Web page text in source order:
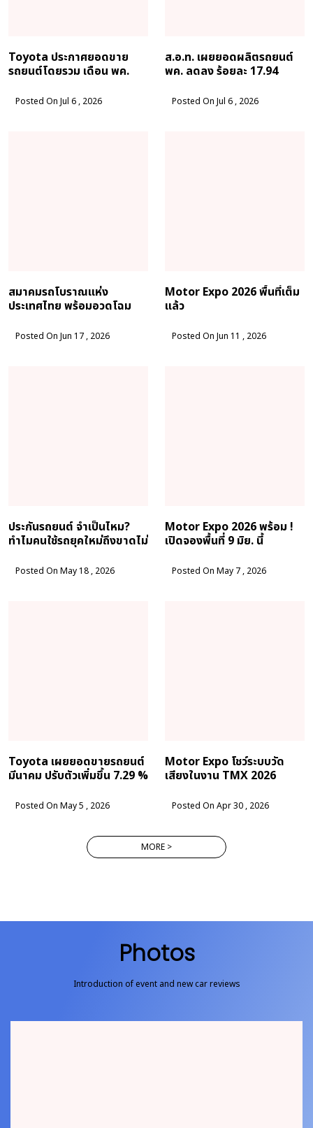
Toyota ประกาศยอดขาย
รถยนต์โดยรวม เดือน พค.
Posted On Jul 6 , 2026
ส.อ.ท. เผยยอดผลิตรถยนต์
พค. ลดลง ร้อยละ 17.94
Posted On Jul 6 , 2026
สมาคมรถโบราณแห่ง
ประเทศไทย พร้อมอวดโฉม
Posted On Jun 17 , 2026
Motor Expo 2026 พื้นที่เต็ม
แล้ว
Posted On Jun 11 , 2026
ประกันรถยนต์ จำเป็นไหม?
ทำไมคนใช้รถยุคใหม่ถึงขาดไม่
Posted On May 18 , 2026
Motor Expo 2026 พร้อม !
เปิดจองพื้นที่ 9 มิย. นี้
Posted On May 7 , 2026
Toyota เผยยอดขายรถยนต์
มีนาคม ปรับตัวเพิ่มขึ้น 7.29 %
Posted On May 5 , 2026
Motor Expo โชว์ระบบวัด
เสียงในงาน TMX 2026
Posted On Apr 30 , 2026
MORE >
Photos
Introduction of event and new car reviews